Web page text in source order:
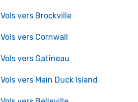
Vols vers Brockville
Vols vers Cornwall
Vols vers Gatineau
Vols vers Main Duck Island